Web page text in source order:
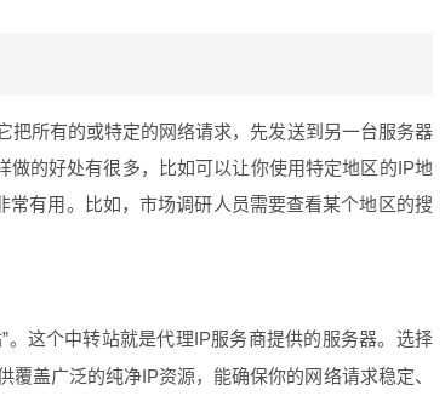
把所有的或特定的网络请求，先发送到另一台服务器
做的好处有很多，比如可以让你使用特定地区的IP地
有用。比如，市场调研人员需要查看某个地区的搜
这个中转站就是代理IP服务商提供的服务器。选择
覆盖广泛的纯净IP资源，能确保你的网络请求稳定、